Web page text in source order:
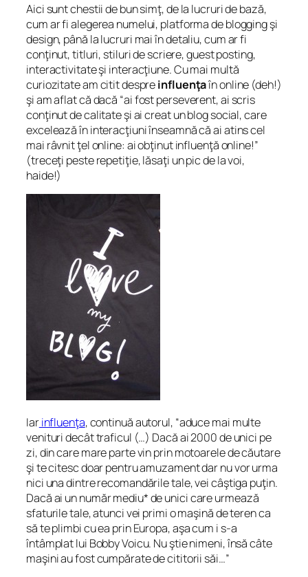
Aici sunt chestii de bun simţ, de la lucruri de bază,
cum ar fi alegerea numelui, platforma de blogging şi
design, până la lucruri mai în detaliu, cum ar fi
conţinut, titluri, stiluri de scriere, guest posting,
interactivitate şi interacţiune. Cu mai multă
curiozitate am citit despreinfluenţaîn online (deh!)
şi am aflat că dacă “ai fost perseverent, ai scris
conţinut de calitate şi ai creat un blog social, care
excelează în interacţiuni înseamnă că ai atins cel
mai râvnit ţel online: ai obţinut influenţă online!”
(treceţi peste repetiţie, lăsaţi un pic de la voi,
haide!)
Iarinfluenţa, continuă autorul, “aduce mai multe
venituri decât traficul (…) Dacă ai 2000 de unici pe
zi, din care mare parte vin prin motoarele de căutare
şi te citesc doar pentru amuzament dar nu vor urma
nici una dintre recomandările tale, vei câştiga puţin.
Dacă ai un număr mediu* de unici care urmează
sfaturile tale, atunci vei primi o maşină de teren ca
să te plimbi cu ea prin Europa, aşa cum i s-a
întâmplat lui Bobby Voicu. Nu ştie nimeni, însă câte
maşini au fost cumpărate de cititorii săi…”